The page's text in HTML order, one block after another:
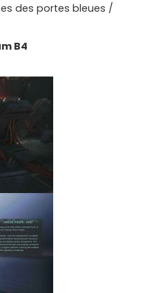
des portes bleues /
B4